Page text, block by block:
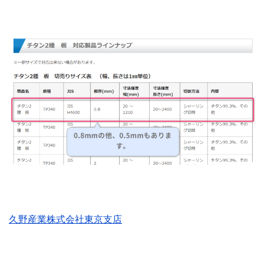
久野産業株式会社東京支店